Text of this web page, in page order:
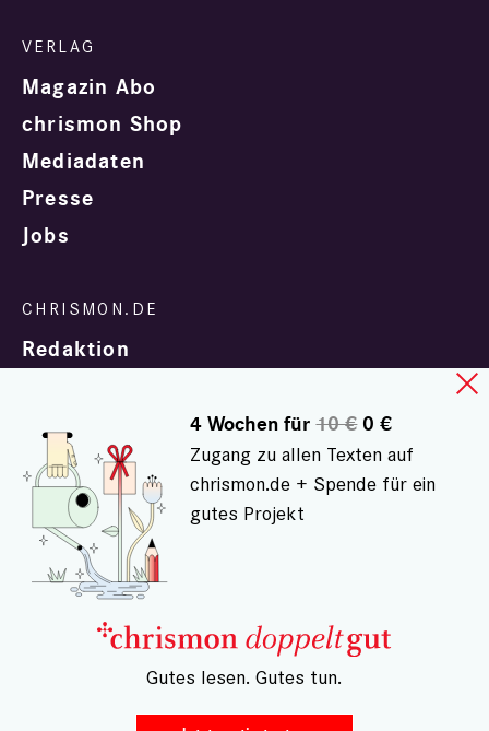
Magazin Abo
chrismon Shop
Mediadaten
Presse
Jobs
Redaktion
In Zusammenarbeit mit
© chrismon.de 2001 - 2026
Alle Rechte vorbehalten.
4 Wochen für10 €0 €
Zugang zu allen Texten auf
chrismon.de + Spende für ein
gutes Projekt
– Gutes lesen. Gutes tun.